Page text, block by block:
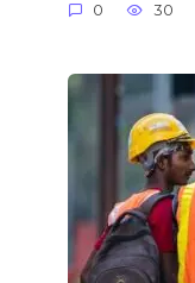
0 30